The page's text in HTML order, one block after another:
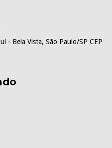
- Bela Vista, São Paulo/SP CEP